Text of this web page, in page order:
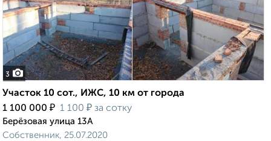
3
Участок 10 сот., ИЖС, 10 км от города
1 100 000 ₽ 1 100 ₽ за сотку
Берёзовая улица 13А
Собственник, 25.07.2020